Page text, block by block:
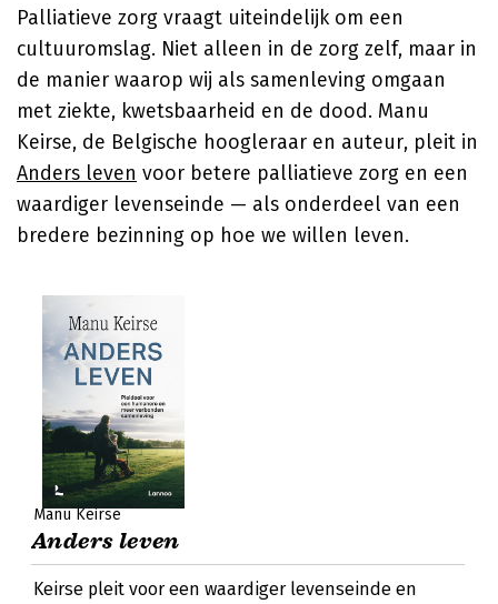
Palliatieve zorg vraagt uiteindelijk om een
cultuuromslag. Niet alleen in de zorg zelf, maar in
de manier waarop wij als samenleving omgaan
met ziekte, kwetsbaarheid en de dood. Manu
Keirse, de Belgische hoogleraar en auteur, pleit in
Anders leven voor betere palliatieve zorg en een
waardiger levenseinde — als onderdeel van een
bredere bezinning op hoe we willen leven.
Manu Keirse
Anders leven
Keirse pleit voor een waardiger levenseinde en